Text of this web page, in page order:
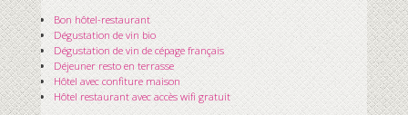
Bon hôtel-restaurant
Dégustation de vin bio
Dégustation de vin de cépage français
Déjeuner resto en terrasse
Hôtel avec confiture maison
Hôtel restaurant avec accès wifi gratuit